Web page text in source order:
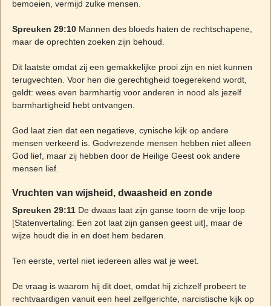
bemoeien, vermijd zulke mensen.
Spreuken 29:10Mannen des bloeds haten de rechtschapene,
maar de oprechten zoeken zijn behoud.
Dit laatste omdat zij een gemakkelijke prooi zijn en niet kunnen
terugvechten. Voor hen die gerechtigheid toegerekend wordt,
geldt: wees even barmhartig voor anderen in nood als jezelf
barmhartigheid hebt ontvangen.
God laat zien dat een negatieve, cynische kijk op andere
mensen verkeerd is. Godvrezende mensen hebben niet alleen
God lief, maar zij hebben door de Heilige Geest ook andere
mensen lief.
Vruchten van wijsheid, dwaasheid en zonde
Spreuken 29:11De dwaas laat zijn ganse toorn de vrije loop
[Statenvertaling: Een zot laat zijn gansen geest uit], maar de
wijze houdt die in en doet hem bedaren.
Ten eerste, vertel niet iedereen alles wat je weet.
De vraag is waarom hij dit doet, omdat hij zichzelf probeert te
rechtvaardigen vanuit een heel zelfgerichte, narcistische kijk op